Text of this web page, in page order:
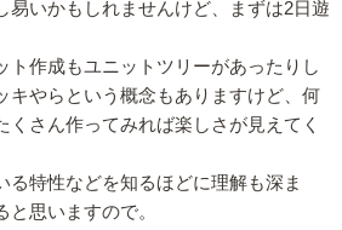
易いかもしれませんけど、まずは2日遊
ト作成もユニットツリーがあったりし
キやらという概念もありますけど、何
くさん作ってみれば楽しさが見えてく
る特性などを知るほどに理解も深ま
と思いますので。